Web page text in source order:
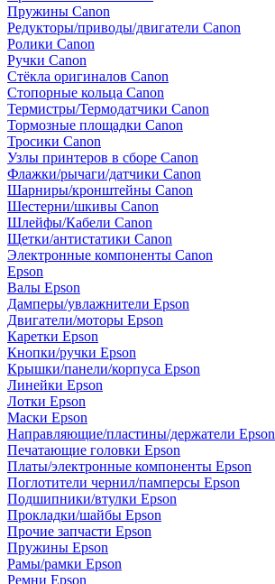
Пружины Canon
Редукторы/приводы/двигатели Canon
Ролики Canon
Ручки Canon
Стёкла оригиналов Canon
Стопорные кольца Canon
Термистры/Термодатчики Canon
Тормозные площадки Canon
Тросики Canon
Узлы принтеров в сборе Canon
Флажки/рычаги/датчики Canon
Шарниры/кронштейны Canon
Шестерни/шкивы Canon
Шлейфы/Кабели Canon
Щетки/антистатики Canon
Электронные компоненты Canon
Epson
Валы Epson
Дамперы/увлажнители Epson
Двигатели/моторы Epson
Каретки Epson
Кнопки/ручки Epson
Крышки/панели/корпуса Epson
Линейки Epson
Лотки Epson
Маски Epson
Направляющие/пластины/держатели Epson
Печатающие головки Epson
Платы/электронные компоненты Epson
Поглотители чернил/памперсы Epson
Подшипники/втулки Epson
Прокладки/шайбы Epson
Прочие запчасти Epson
Пружины Epson
Рамы/рамки Epson
Ремни Epson